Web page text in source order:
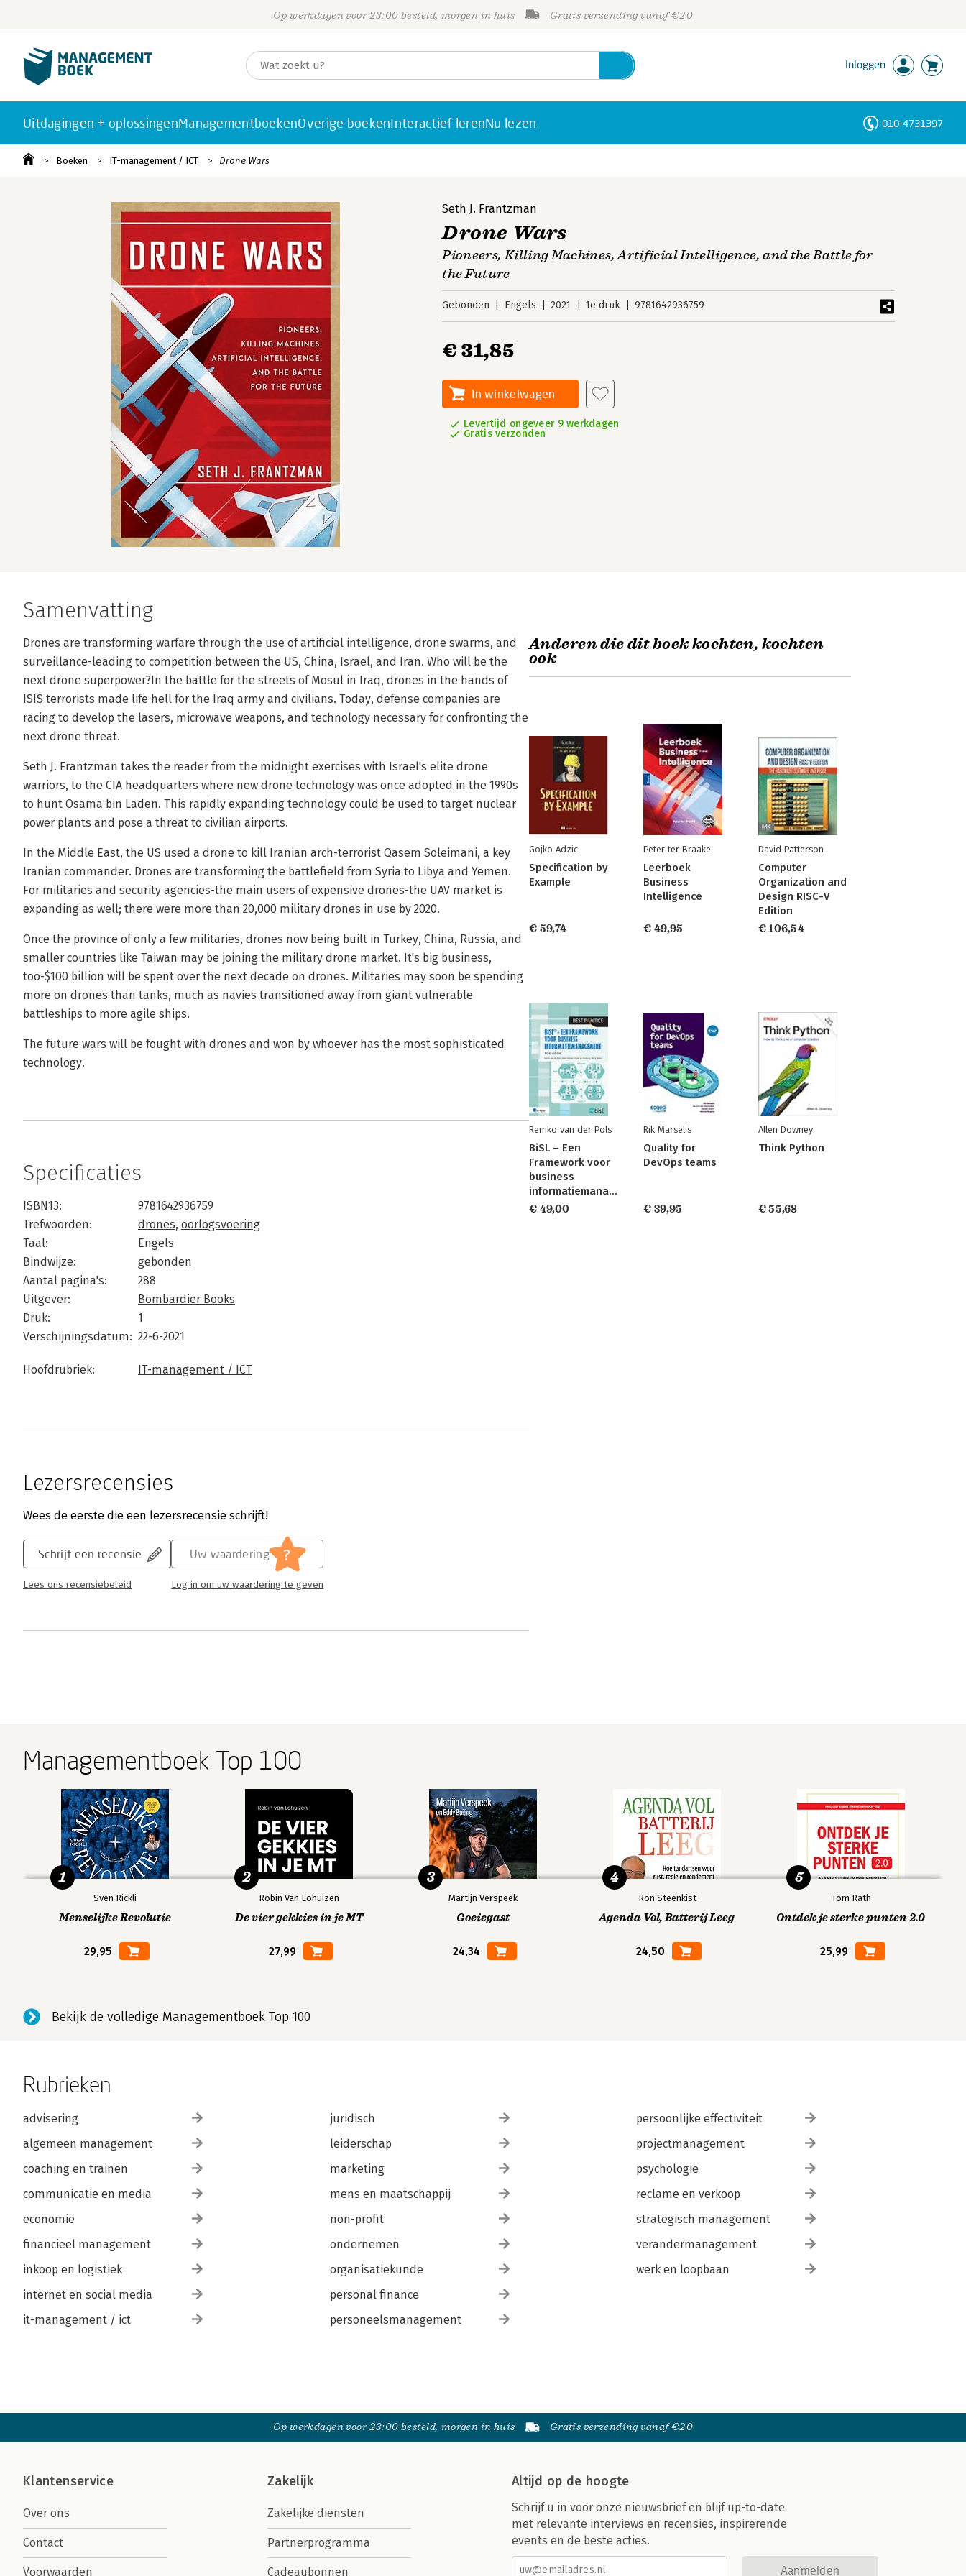
Op werkdagen voor 23:00 besteld, morgen in huis Gratis verzending vanaf €20
Inloggen
Uitdagingen + oplossingenManagementboekenOverige boekenInteractief lerenNu lezen 010-4731397
Boeken IT-management / ICT Drone Wars
Seth J. Frantzman
Drone Wars
Pioneers, Killing Machines, Artificial Intelligence, and the Battle for
the Future
Gebonden Engels 2021 1e druk 9781642936759
€ 31,85
In winkelwagen
Levertijd ongeveer 9 werkdagen
Gratis verzonden
Samenvatting
Drones are transforming warfare through the use of artificial intelligence, drone swarms, and
surveillance-leading to competition between the US, China, Israel, and Iran. Who will be the
next drone superpower?In the battle for the streets of Mosul in Iraq, drones in the hands of
ISIS terrorists made life hell for the Iraq army and civilians. Today, defense companies are
racing to develop the lasers, microwave weapons, and technology necessary for confronting the
next drone threat.
Seth J. Frantzman takes the reader from the midnight exercises with Israel's elite drone
warriors, to the CIA headquarters where new drone technology was once adopted in the 1990s
to hunt Osama bin Laden. This rapidly expanding technology could be used to target nuclear
power plants and pose a threat to civilian airports.
In the Middle East, the US used a drone to kill Iranian arch-terrorist Qasem Soleimani, a key
Iranian commander. Drones are transforming the battlefield from Syria to Libya and Yemen.
For militaries and security agencies-the main users of expensive drones-the UAV market is
expanding as well; there were more than 20,000 military drones in use by 2020.
Once the province of only a few militaries, drones now being built in Turkey, China, Russia, and
smaller countries like Taiwan may be joining the military drone market. It's big business,
too-$100 billion will be spent over the next decade on drones. Militaries may soon be spending
more on drones than tanks, much as navies transitioned away from giant vulnerable
battleships to more agile ships.
The future wars will be fought with drones and won by whoever has the most sophisticated
technology.
Specificaties
ISBN13:
9781642936759
Trefwoorden:
drones, oorlogsvoering
Taal:
Engels
Bindwijze:
gebonden
Aantal pagina's:
288
Uitgever:
Bombardier Books
Druk:
1
Verschijningsdatum: 22-6-2021
Hoofdrubriek: IT-management / ICT
Lezersrecensies
Wees de eerste die een lezersrecensie schrijft!
Schrijf een recensie
Lees ons recensiebeleid
Uw waardering ?
Log in om uw waardering te geven
Anderen die dit boek kochten, kochten
ook
Gojko Adzic
Specification by
Example
€ 59,74
Peter ter Braake
Leerboek
Business
Intelligence
€ 49,95
David Patterson
Computer
Organization and
Design RISC-V
Edition
€ 106,54
Remko van der Pols
BiSL – Een
Framework voor
business
informatiemanagement
€ 49,00
Rik Marselis
Quality for
DevOps teams
€ 39,95
Allen Downey
Think Python
€ 55,68
Managementboek Top 100
Sven Rickli
Menselijke Revolutie
29,95
1
Robin Van Lohuizen
De vier gekkies in je MT
27,99
2
Martijn Verspeek
Goeiegast
24,34
3
Ron Steenkist
Agenda Vol, Batterij Leeg
24,50
4
Tom Rath
Ontdek je sterke punten 2.0
25,99
5
Bekijk de volledige Managementboek Top 100
Rubrieken
advisering
algemeen management
coaching en trainen
communicatie en media
economie
financieel management
inkoop en logistiek
internet en social media
it-management / ict
juridisch
leiderschap
marketing
mens en maatschappij
non-profit
ondernemen
organisatiekunde
personal finance
personeelsmanagement
persoonlijke effectiviteit
projectmanagement
psychologie
reclame en verkoop
strategisch management
verandermanagement
werk en loopbaan
Op werkdagen voor 23:00 besteld, morgen in huis Gratis verzending vanaf €20
Klantenservice
Over ons
Contact
Voorwaarden
Zakelijk
Zakelijke diensten
Partnerprogramma
Cadeaubonnen
Altijd op de hoogte
Schrijf u in voor onze nieuwsbrief en blijf up-to-date
met relevante interviews en recensies, inspirerende
events en de beste acties.
Aanmelden
Personen